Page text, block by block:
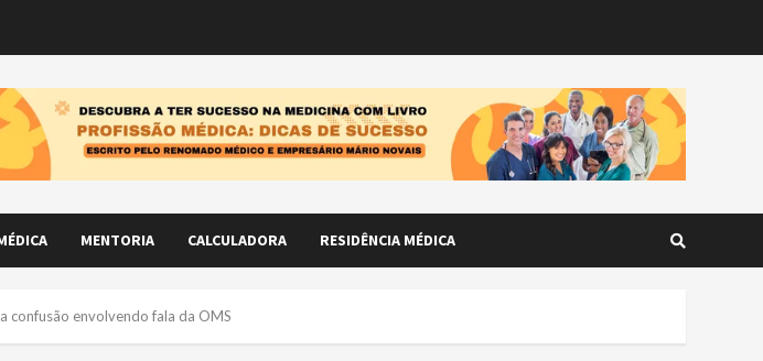
MENTORIA CALCULADORA RESIDÊNCIA MÉDICA
confusão envolvendo fala da OMS